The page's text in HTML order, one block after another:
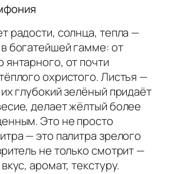
радости, солнца, тепла —
богатейшей гамме: от
от почти
охристого. Листья —
глубокий зелёный придаёт
делает жёлтый более
Это не просто
— это палитра зрелого
не только смотрит —
аромат, текстуру.